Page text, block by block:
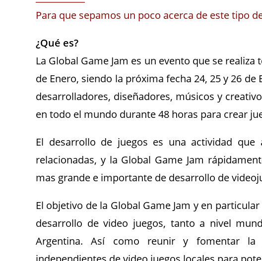
Para que sepamos un poco acerca de este tipo
¿Qué es?
La Global Game Jam es un evento que se
de Enero, siendo la próxima fecha 24, 25 y 26
desarrolladores, diseñadores, músicos y
en todo el mundo durante 48 horas para crear
El desarrollo de juegos es una actividad
relacionadas, y la Global Game Jam
mas grande e importante de desarrollo de
El objetivo de la Global Game Jam y en
desarrollo de video juegos, tanto a nivel
Argentina. Así como reunir y fomentar la